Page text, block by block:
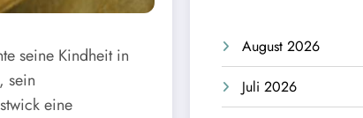
seine Kindheit in
sein
eine
August 2026
Juli 2026